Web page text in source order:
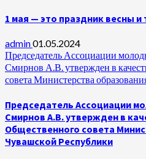
1 мая — это праздник весны и
admin01.05.2024
Председатель Ассоциации
Смирнов А.В. утвержден в
совета Министерства
Председатель Ассоциации
Смирнов А.В. утвержден в
Общественного совета
Чувашской Республики